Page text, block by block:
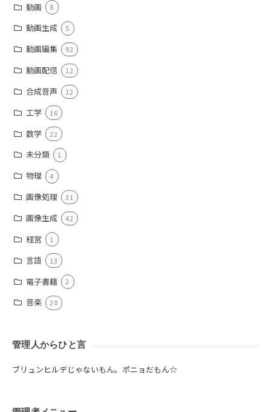
動画 8
動画生成 5
動画編集 92
動画配信 12
合成音声 12
工学 16
数学 22
未分類 1
物理 4
画像処理 31
画像生成 42
経営 1
言語 13
電子書籍 2
音楽 20
管理人からひと言
ブリュンヒルデじゃないもん。ポニョだもん☆